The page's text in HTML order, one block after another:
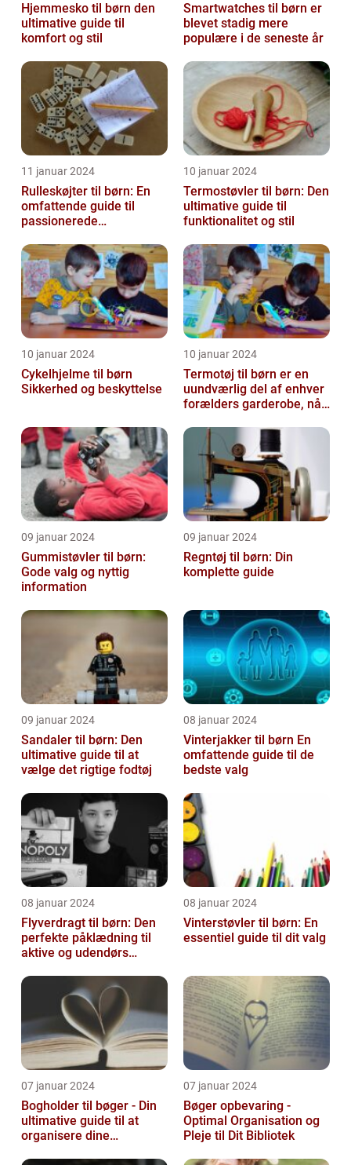
Hjemmesko til børn den
ultimative guide til
komfort og stil
Smartwatches til børn er
blevet stadig mere
populære i de seneste år
11 januar 2024
Rulleskøjter til børn: En
omfattende guide til
passionerede
10 januar 2024
Termostøvler til børn: Den
ultimative guide til
funktionalitet og stil
10 januar 2024
Cykelhjelme til børn
Sikkerhed og beskyttelse
10 januar 2024
Termotøj til børn er en
uundværlig del af enhver
forælders garderobe, når
de...
09 januar 2024
Gummistøvler til børn:
Gode valg og nyttig
information
09 januar 2024
Regntøj til børn: Din
komplette guide
09 januar 2024
Sandaler til børn: Den
ultimative guide til at
vælge det rigtige fodtøj
08 januar 2024
Vinterjakker til børn En
omfattende guide til de
bedste valg
08 januar 2024
Flyverdragt til børn: Den
perfekte påklædning til
aktive og udendørs
08 januar 2024
Vinterstøvler til børn: En
essentiel guide til dit valg
07 januar 2024
Bogholder til bøger - Din
ultimative guide til at
organisere dine
07 januar 2024
Bøger opbevaring -
Optimal Organisation og
Pleje til Dit Bibliotek